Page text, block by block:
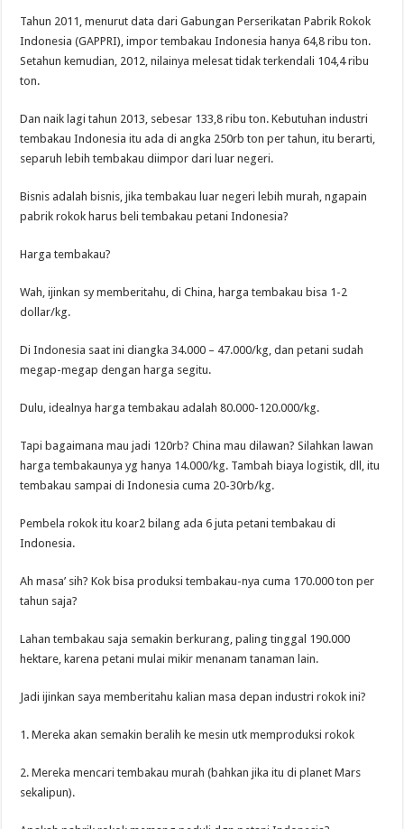
Tahun 2011, menurut data dari Gabungan Perserikatan Pabrik Rokok
Indonesia (GAPPRI), impor tembakau Indonesia hanya 64,8 ribu ton.
Setahun kemudian, 2012, nilainya melesat tidak terkendali 104,4 ribu
ton.
Dan naik lagi tahun 2013, sebesar 133,8 ribu ton. Kebutuhan industri
tembakau Indonesia itu ada di angka 250rb ton per tahun, itu berarti,
separuh lebih tembakau diimpor dari luar negeri.
Bisnis adalah bisnis, jika tembakau luar negeri lebih murah, ngapain
pabrik rokok harus beli tembakau petani Indonesia?
Harga tembakau?
Wah, ijinkan sy memberitahu, di China, harga tembakau bisa 1-2
dollar/kg.
Di Indonesia saat ini diangka 34.000 – 47.000/kg, dan petani sudah
megap-megap dengan harga segitu.
Dulu, idealnya harga tembakau adalah 80.000-120.000/kg.
Tapi bagaimana mau jadi 120rb? China mau dilawan? Silahkan lawan
harga tembakaunya yg hanya 14.000/kg. Tambah biaya logistik, dll, itu
tembakau sampai di Indonesia cuma 20-30rb/kg.
Pembela rokok itu koar2 bilang ada 6 juta petani tembakau di
Indonesia.
Ah masa’ sih? Kok bisa produksi tembakau-nya cuma 170.000 ton per
tahun saja?
Lahan tembakau saja semakin berkurang, paling tinggal 190.000
hektare, karena petani mulai mikir menanam tanaman lain.
Jadi ijinkan saya memberitahu kalian masa depan industri rokok ini?
1. Mereka akan semakin beralih ke mesin utk memproduksi rokok
2. Mereka mencari tembakau murah (bahkan jika itu di planet Mars
sekalipun).